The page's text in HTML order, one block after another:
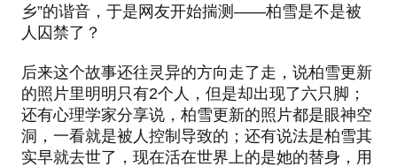
乡”的谐音，于是网友开始揣测——柏雪是不是被
人囚禁了？
后来这个故事还往灵异的方向走了走，说柏雪更新
的照片里明明只有2个人，但是却出现了六只脚；
还有心理学家分享说，柏雪更新的照片都是眼神空
洞，一看就是被人控制导致的；还有说法是柏雪其
实早就去世了，现在活在世界上的是她的替身，用